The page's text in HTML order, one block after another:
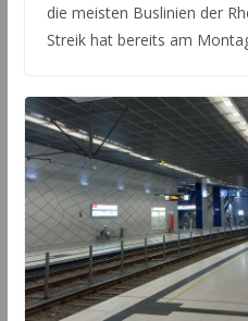
die meisten Buslinien der
Streik hat bereits am